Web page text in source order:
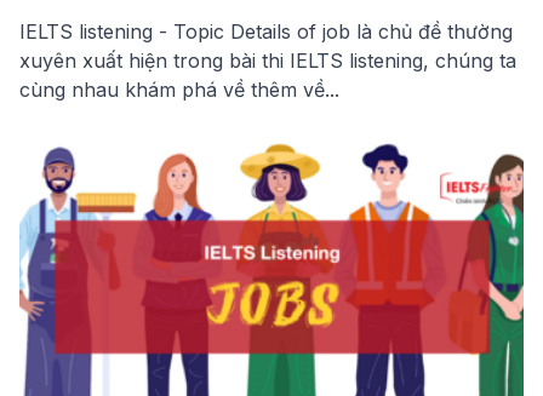
IELTS listening - Topic Details of job là chủ đề thường
xuyên xuất hiện trong bài thi IELTS listening, chúng ta
cùng nhau khám phá về thêm về...